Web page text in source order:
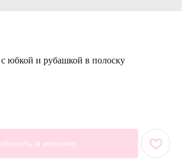
юбкой и рубашкой в полоску
в корзину